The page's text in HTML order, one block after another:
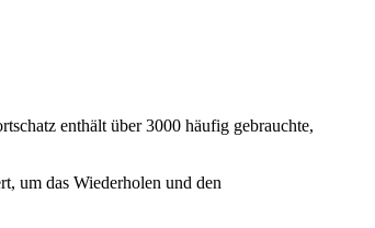
enthält über 3000 häufig gebrauchte,
um das Wiederholen und den